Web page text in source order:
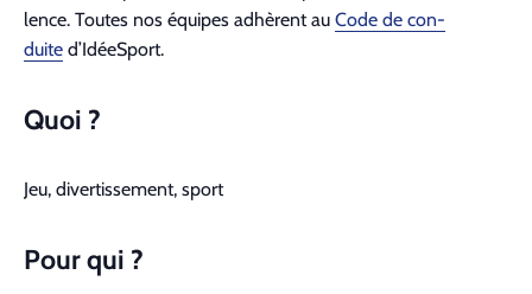
lence. Toutes nos équipes adhèrent au Code de con­
duite d’IdéeSport.
Quoi ?
Jeu, diver­tisse­ment, sport
Pour qui ?